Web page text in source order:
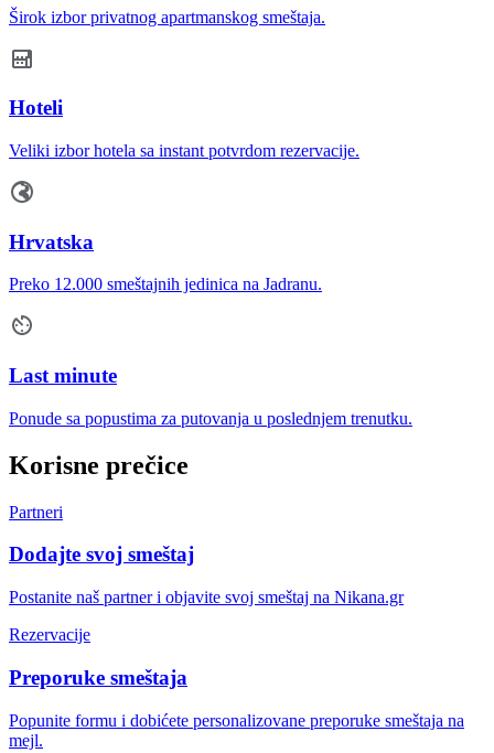
Širok izbor privatnog apartmanskog smeštaja.
Hoteli
Veliki izbor hotela sa instant potvrdom rezervacije.
Hrvatska
Preko 12.000 smeštajnih jedinica na Jadranu.
Last minute
Ponude sa popustima za putovanja u poslednjem trenutku.
Korisne prečice
Partneri
Dodajte svoj smeštaj
Postanite naš partner i objavite svoj smeštaj na Nikana.gr
Rezervacije
Preporuke smeštaja
Popunite formu i dobićete personalizovane preporuke smeštaja na
mejl.